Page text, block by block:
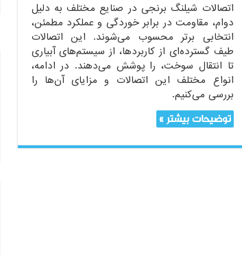
اتصالات شیلنگ برنجی در صنایع مختلف به دلیل
دوام، مقاومت در برابر خوردگی و عملکرد مطمئن،
انتخابی برتر محسوب می‌شوند. این اتصالات
طیف گسترده‌ای از کاربردها، از سیستم‌های آبیاری
تا انتقال سوخت، را پوشش می‌دهند. در ادامه،
انواع مختلف این اتصالات و مزایای آن‌ها را
بررسی می‌کنیم.
توضیحات بیشتر »